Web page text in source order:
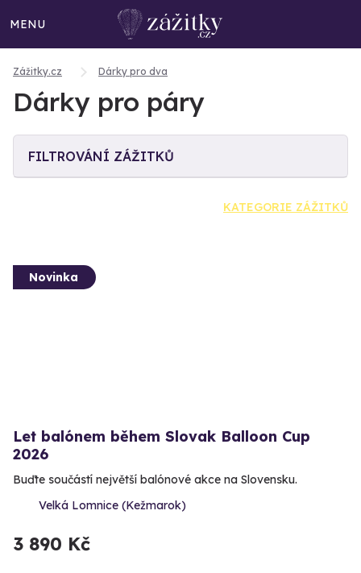
MENU
Zážitky.cz Dárky pro dva
Dárky pro páry
FILTROVÁNÍ ZÁŽITKŮ
KATEGORIE ZÁŽITKŮ
Novinka
Let balónem během Slovak Balloon Cup
2026
Buďte součástí největší balónové akce na Slovensku.
Velká Lomnice (Kežmarok)
3 890 Kč